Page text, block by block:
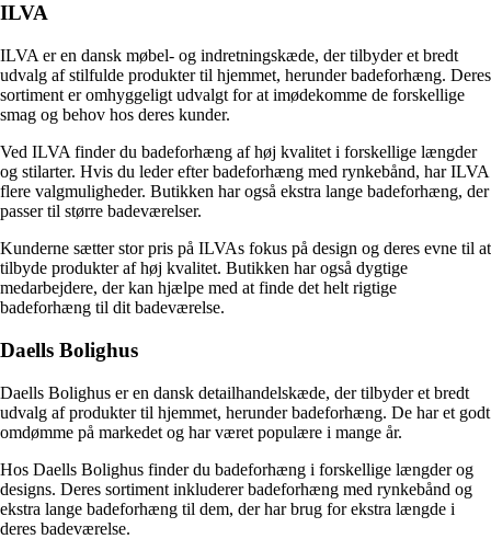
ILVA
ILVA er en dansk møbel- og indretningskæde, der tilbyder et bredt
udvalg af stilfulde produkter til hjemmet, herunder badeforhæng. Deres
sortiment er omhyggeligt udvalgt for at imødekomme de forskellige
smag og behov hos deres kunder.
Ved ILVA finder du badeforhæng af høj kvalitet i forskellige længder
og stilarter. Hvis du leder efter badeforhæng med rynkebånd, har ILVA
flere valgmuligheder. Butikken har også ekstra lange badeforhæng, der
passer til større badeværelser.
Kunderne sætter stor pris på ILVAs fokus på design og deres evne til at
tilbyde produkter af høj kvalitet. Butikken har også dygtige
medarbejdere, der kan hjælpe med at finde det helt rigtige
badeforhæng til dit badeværelse.
Daells Bolighus
Daells Bolighus er en dansk detailhandelskæde, der tilbyder et bredt
udvalg af produkter til hjemmet, herunder badeforhæng. De har et godt
omdømme på markedet og har været populære i mange år.
Hos Daells Bolighus finder du badeforhæng i forskellige længder og
designs. Deres sortiment inkluderer badeforhæng med rynkebånd og
ekstra lange badeforhæng til dem, der har brug for ekstra længde i
deres badeværelse.